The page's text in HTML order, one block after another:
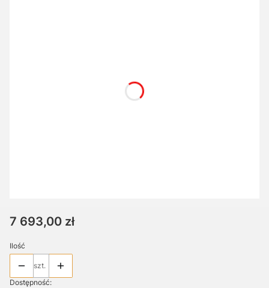
PŁYN CZYSZCZĄCO-KONSERWUJĄCY
Cena
7 693,00 zł
Ilość
szt.
Dostępność: